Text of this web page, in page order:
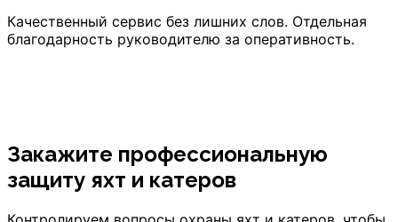
Качественный сервис без лишних слов. Отдельная
благодарность руководителю за оперативность.
Закажите профессиональную
защиту яхт и катеров